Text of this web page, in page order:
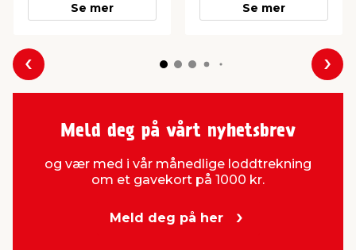
Se mer Se mer
Forrige
Meld deg på vårt nyhetsbrev
og vær med i vår månedlige loddtrekning
om et gavekort på 1000 kr.
Meld deg på her